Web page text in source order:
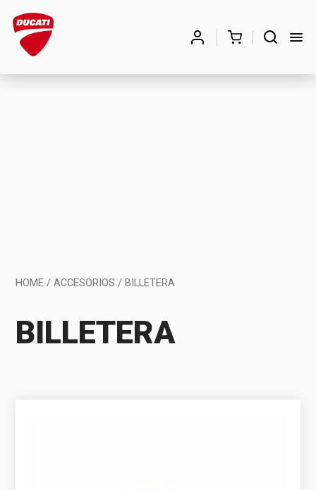
de
BUSCAR
HOME /ACCESORIOS / BILLETERA
BILLETERA